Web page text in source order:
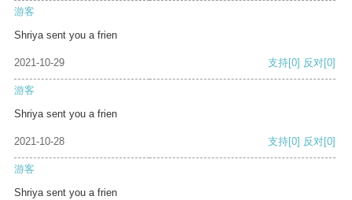
游客
Shriya sent you a frien
2021-10-29 支持[0] 反对[0]
游客
Shriya sent you a frien
2021-10-28 支持[0] 反对[0]
游客
Shriya sent you a frien